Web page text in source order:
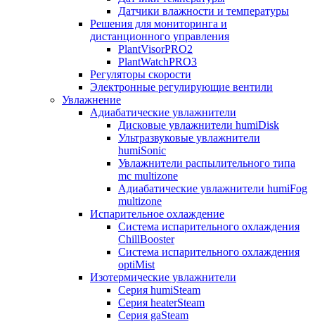
Датчики влажности и температуры
Решения для мониторинга и
дистанционного управления
PlantVisorPRO2
PlantWatchPRO3
Регуляторы скорости
Электронные регулирующие вентили
Увлажнение
Адиабатические увлажнители
Дисковые увлажнители humiDisk
Ультразвуковые увлажнители
humiSonic
Увлажнители распылительного типа
mc multizone
Адиабатические увлажнители humiFog
multizone
Испарительное охлаждение
Система испарительного охлаждения
ChillBooster
Система испарительного охлаждения
optiMist
Изотермические увлажнители
Серия humiSteam
Серия heaterSteam
Серия gaSteam